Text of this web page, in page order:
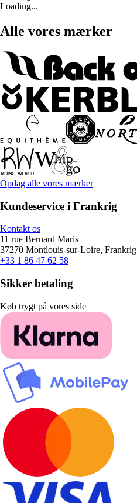
Loading...
Alle vores mærker
Opdag alle vores mærker
Kundeservice i Frankrig
Kontakt os
11 rue Bernard Maris
37270 Montlouis-sur-Loire, Frankrig
+33 1 86 47 62 58
Sikker betaling
Køb trygt på vores side